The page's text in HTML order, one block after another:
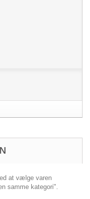
at vælge varen
samme kategori".